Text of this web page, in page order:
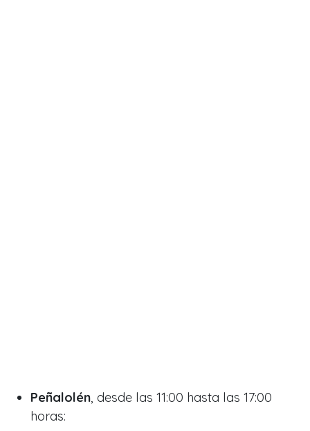
Peñalolén, desde las 11:00 hasta las 17:00
horas: